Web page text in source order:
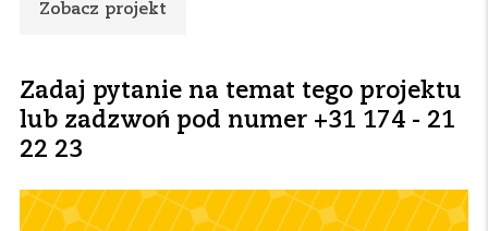
Zobacz projekt
Zadaj pytanie na temat tego projektu
lub zadzwoń pod numer +31 174 - 21
22 23